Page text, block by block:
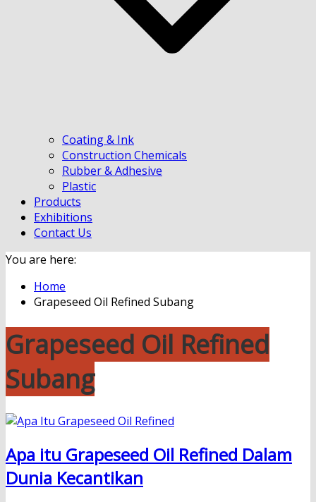
Coating & Ink
Construction Chemicals
Rubber & Adhesive
Plastic
Products
Exhibitions
Contact Us
You are here:
Home
Grapeseed Oil Refined Subang
Grapeseed Oil Refined
Subang
Apa itu Grapeseed Oil Refined Dalam
Dunia Kecantikan